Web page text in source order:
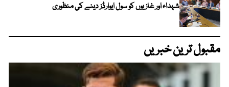
شہداء اور غازیوں کو سول ایوارڈز دینے کی منظوری
مقبول ترین خبریں